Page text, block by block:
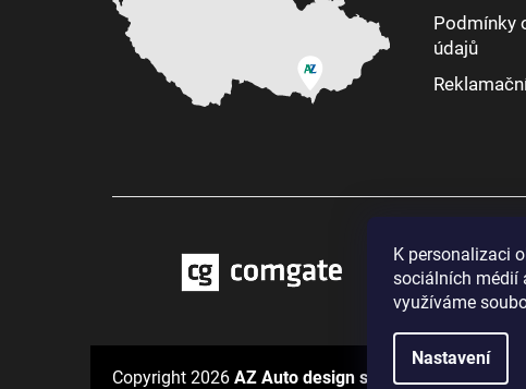
K personalizaci
sociálních médií
využíváme
Nastavení
Podmínky
údajů
Copyright 2026 AZ Auto design s.r.o.. Všechna práva